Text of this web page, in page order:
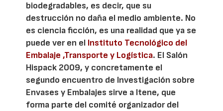
biodegradables, es decir, que su
destrucción no daña el medio ambiente. No
es ciencia ficción, es una realidad que ya se
puede ver en el Instituto Tecnológico del
Embalaje ,Transporte y Logística. El Salón
Hispack 2009, y concretamente el
segundo encuentro de Investigación sobre
Envases y Embalajes sirve a Itene, que
forma parte del comité organizador del